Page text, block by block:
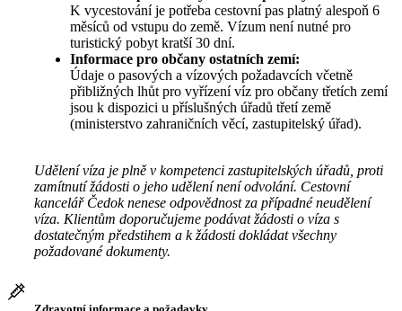
K vycestování je potřeba cestovní pas platný alespoň 6
měsíců od vstupu do země. Vízum není nutné pro
turistický pobyt kratší 30 dní.
Informace pro občany ostatních zemí:
Údaje o pasových a vízových požadavcích včetně
přibližných lhůt pro vyřízení víz pro občany třetích zemí
jsou k dispozici u příslušných úřadů třetí země
(ministerstvo zahraničních věcí, zastupitelský úřad).
Udělení víza je plně v kompetenci zastupitelských úřadů, proti
zamítnutí žádosti o jeho udělení není odvolání. Cestovní
kancelář Čedok nenese odpovědnost za případné neudělení
víza. Klientům doporučujeme podávat žádosti o víza s
dostatečným předstihem a k žádosti dokládat všechny
požadované dokumenty.